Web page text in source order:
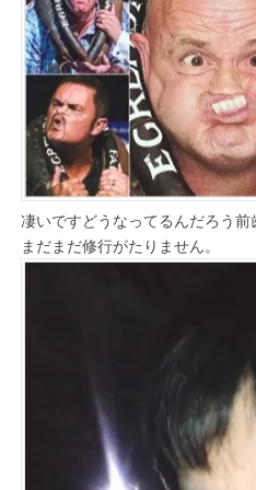
凄いですどうなってるんだろう前
まだまだ修行がたりません。